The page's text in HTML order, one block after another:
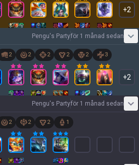
+2
Pengu's Partyför 1 månad sedan
2 2 2 2 2 3
+2
Pengu's Partyför 1 månad sedan
2 2 2 1